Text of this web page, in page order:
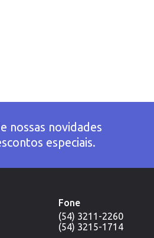
nossas novidades
especiais.
Fone
(54) 3211-2260
(54) 3215-1714